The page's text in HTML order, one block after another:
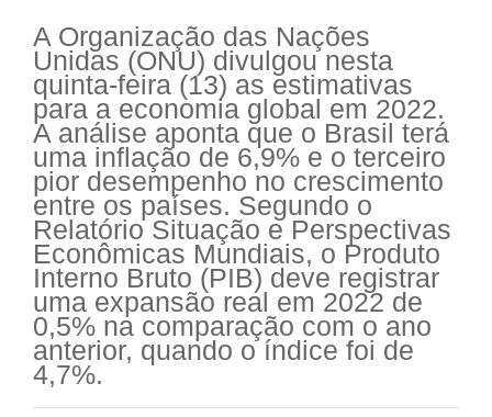
A Organização das Nações
Unidas (ONU) divulgou nesta
quinta-feira (13) as estimativas
para a economia global em 2022.
A análise aponta que o Brasil terá
uma inflação de 6,9% e o terceiro
pior desempenho no crescimento
entre os países. Segundo o
Relatório Situação e Perspectivas
Econômicas Mundiais, o Produto
Interno Bruto (PIB) deve registrar
uma expansão real em 2022 de
0,5% na comparação com o ano
anterior, quando o índice foi de
4,7%.